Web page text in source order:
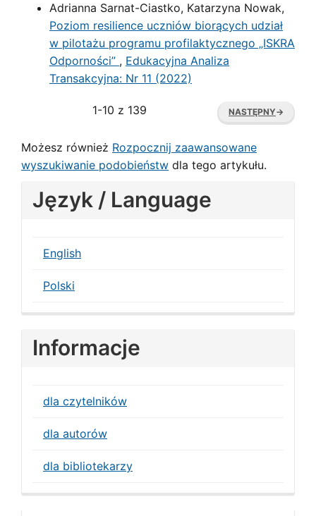
Adrianna Sarnat-Ciastko, Katarzyna Nowak,
Poziom resilience uczniów biorących udział
w pilotażu programu profilaktycznego „ISKRA
Odporności” , Edukacyjna Analiza
Transakcyjna: Nr 11 (2022)
1-10 z 139 NASTĘPNY→
Możesz również Rozpocznij zaawansowane
wyszukiwanie podobieństw dla tego artykułu.
Język / Language
English
Polski
Informacje
dla czytelników
dla autorów
dla bibliotekarzy